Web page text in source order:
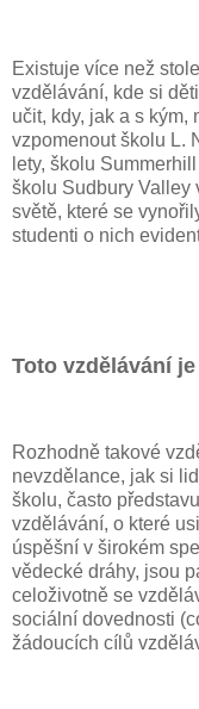
Existuje více než
vzdělávání, kde si
učit, kdy, jak a s kým,
vzpomenout školu L.
lety, školu
školu Sudbury Valley
světě, které se
studenti o nich
Toto vzdělávání
Rozhodně takové
nevzdělance, jak si
školu, často
vzdělávání, o které
úspěšní v širokém
vědecké dráhy, jsou
celoživotně se
sociální dovednosti
žádoucích cílů